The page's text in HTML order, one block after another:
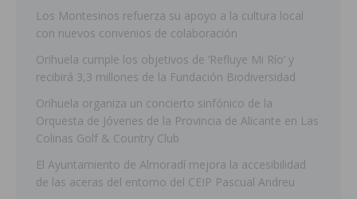
Los Montesinos refuerza su apoyo a la cultura local
con nuevos convenios de colaboración
Orihuela cumple los objetivos de ‘Refluye Mi Río’ y
recibirá 3,3 millones de la Fundación Biodiversidad
Orihuela organiza un concierto sinfónico de la
Orquesta de Jóvenes de la Provincia de Alicante en Las
Colinas Golf & Country Club
El Ayuntamiento de Almoradí mejora la accesibilidad
de las aceras del entorno del CEIP Pascual Andreu